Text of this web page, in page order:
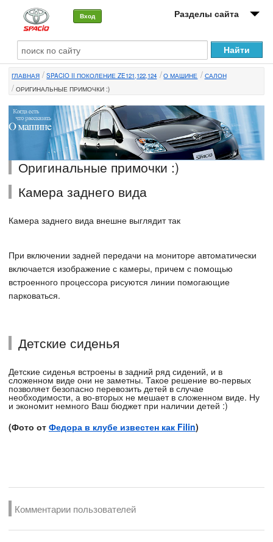
Вход Разделы сайта
О машине
Автоклуб
Форумы
Сервисы и услуги
Новости
ГЛАВНАЯ SPACIO II ПОКОЛЕНИЕ ZE121,122,124 О МАШИНЕ
САЛОН
ОРИГИНАЛЬНЫЕ ПРИМОЧКИ :)
Оригинальные примочки :)
Камера заднего вида
Камера заднего вида внешне выглядит так
При включении задней передачи на мониторе автоматически
включается изображение с камеры, причем с помощью
встроенного процессора рисуются линии помогающие
парковаться.
Детские сиденья
Детские сиденья встроены в задний ряд сидений, и в
сложенном виде они не заметны. Такое решение во-первых
позволяет безопасно перевозить детей в случае
необходимости, а во-вторых не мешает в сложенном виде. Ну
и экономит немного Ваш бюджет при наличии детей :)
(Фото от Федора в клубе известен как Filin)
Комментарии пользователей